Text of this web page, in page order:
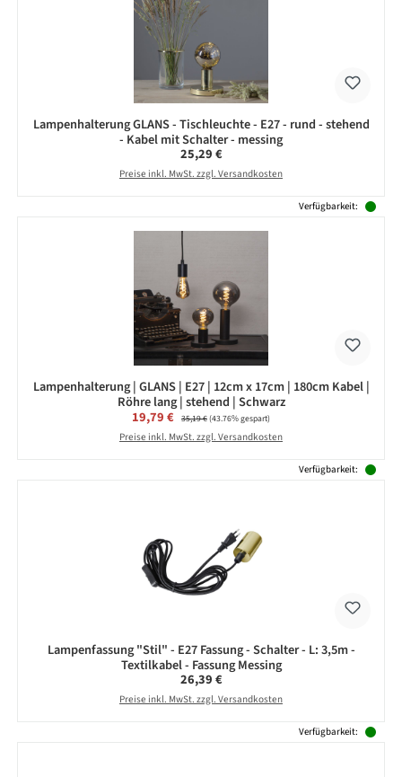
Lampenhalterung GLANS - Tischleuchte - E27 - rund - stehend
- Kabel mit Schalter - messing
Regulärer Preis:
25,29 €
Preise inkl. MwSt. zzgl. Versandkosten
Verfügbarkeit:
Lampenhalterung | GLANS | E27 | 12cm x 17cm | 180cm Kabel |
Röhre lang | stehend | Schwarz
Verkaufspreis:
19,79 € Regulärer Preis:
35,19 €(43.76% gespart)
Preise inkl. MwSt. zzgl. Versandkosten
Verfügbarkeit:
Lampenfassung "Stil" - E27 Fassung - Schalter - L: 3,5m -
Textilkabel - Fassung Messing
Regulärer Preis:
26,39 €
Preise inkl. MwSt. zzgl. Versandkosten
Verfügbarkeit: